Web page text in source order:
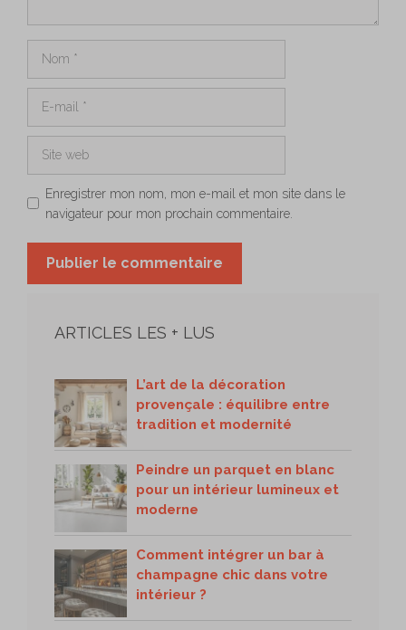
Enregistrer mon nom, mon e-mail et mon site dans le
navigateur pour mon prochain commentaire.
ARTICLES LES + LUS
L’art de la décoration
provençale : équilibre entre
tradition et modernité
Peindre un parquet en blanc
pour un intérieur lumineux et
moderne
Comment intégrer un bar à
champagne chic dans votre
intérieur ?